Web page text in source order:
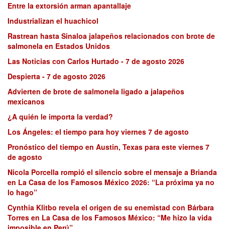
Entre la extorsión arman apantallaje
Industrializan el huachicol
Rastrean hasta Sinaloa jalapeños relacionados con brote de
salmonela en Estados Unidos
Las Noticias con Carlos Hurtado - 7 de agosto 2026
Despierta - 7 de agosto 2026
Advierten de brote de salmonela ligado a jalapeños
mexicanos
¿A quién le importa la verdad?
Los Ángeles: el tiempo para hoy viernes 7 de agosto
Pronóstico del tiempo en Austin, Texas para este viernes 7
de agosto
Nicola Porcella rompió el silencio sobre el mensaje a Brianda
en La Casa de los Famosos México 2026: “La próxima ya no
lo hago”
Cynthia Klitbo revela el origen de su enemistad con Bárbara
Torres en La Casa de los Famosos México: “Me hizo la vida